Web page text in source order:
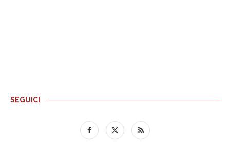
SEGUICI